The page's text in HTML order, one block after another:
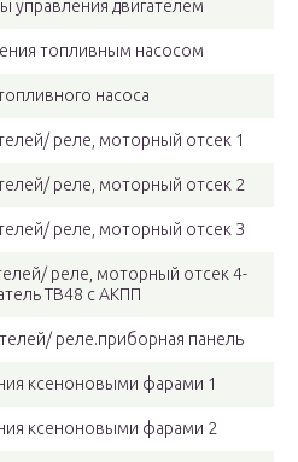
управления двигателем
топливным насосом
насоса
реле, моторный отсек 1
реле, моторный отсек 2
реле, моторный отсек З
реле, моторный отсек 4-
ТВ48 с АКПП
реле.приборная панель
ксеноновыми фарами 1
ксеноновыми фарами 2